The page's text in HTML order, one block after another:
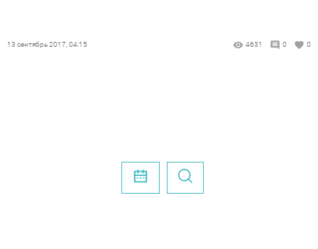
13 сентябрь 2017, 04:15 4631 0 0